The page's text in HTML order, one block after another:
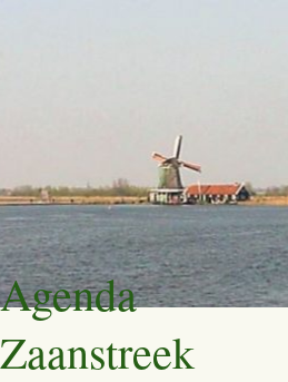
Ga
naar
de
inhoud
Agenda
Zaanstreek